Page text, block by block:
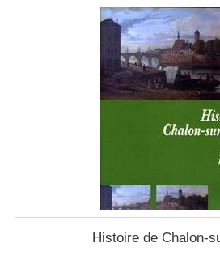
Histoire de Chalon-